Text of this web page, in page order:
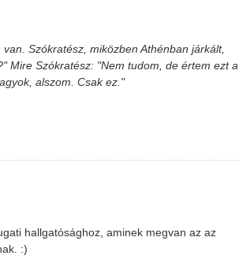
Szókratész, miközben Athénban járkált,
Mire Szókratész: "Nem tudom, de értem ezt a
alszom. Csak ez."
hallgatósághoz, aminek megvan az az
:)